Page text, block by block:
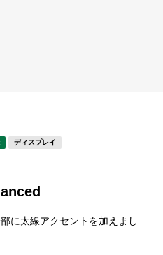
角ゴシック
ディスプレイ
に太線アクセントを加えまし